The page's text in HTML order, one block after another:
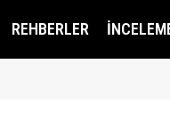
REHBERLER